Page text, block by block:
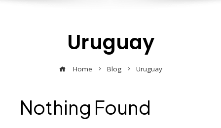
Uruguay
Home Blog Uruguay
Nothing Found